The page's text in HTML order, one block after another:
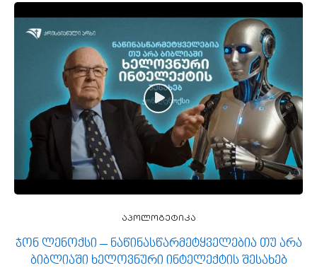
აპოლოგეტიკა
ჯონ ლენოქსი – ნაწინასწარმეტყველებია თუ არა
ბიბლიაში ხელოვნური ინტელექტის შესახებ